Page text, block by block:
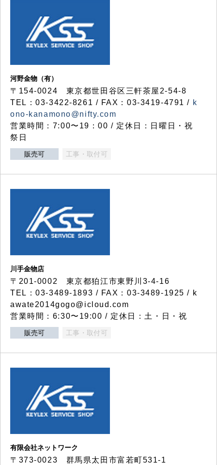
河野金物（有）
〒154-0024 東京都世田谷区三軒茶屋2-54-8
TEL：03-3422-8261 / FAX：03-3419-4791 / k
ono-kanamono@nifty.com
営業時間：7:00〜19：00 / 定休日：日曜日・祝
祭日
販売可 工事・取付可
川手金物店
〒201-0002 東京都狛江市東野川3-4-16
TEL：03-3489-1893 / FAX：03-3489-1925 / k
awate2014gogo@icloud.com
営業時間：6:30〜19:00 / 定休日：土・日・祝
販売可 工事・取付可
有限会社ネットワーク
〒373-0023 群馬県太田市富若町531-1